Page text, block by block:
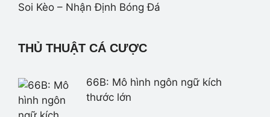
Soi Kèo – Nhận Định Bóng Đá
THỦ THUẬT CÁ CƯỢC
66B: Mô hình ngôn ngữ kích
thước lớn